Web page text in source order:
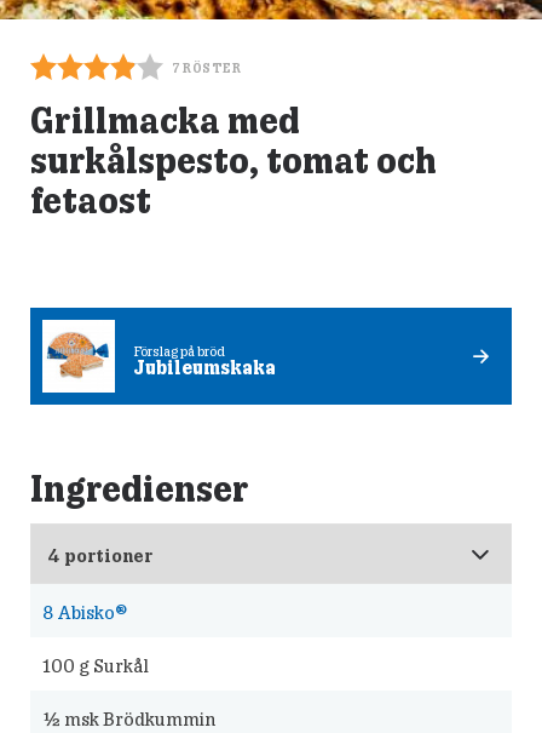
7 RÖSTER
Grillmacka med
surkålspesto, tomat och
fetaost
Förslag på bröd
Jubileumskaka
Ingredienser
8 Abisko®
100 g Surkål
½ msk Brödkummin